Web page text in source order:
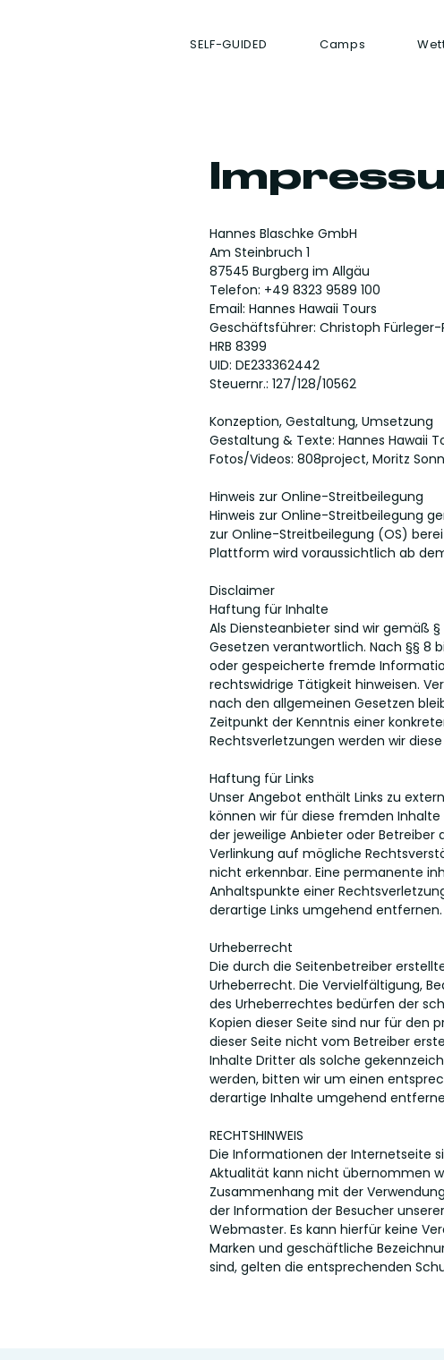
SELF-GUIDED Camps
Hannes Blaschke GmbH
Am Steinbruch 1
87545 Burgberg im Allgäu
Telefon: +49 8323 9589 100
Email: Hannes Hawaii Tours
Geschäftsführer: Christoph Fürleger-
HRB 8399
UID: DE233362442
Steuernr.: 127/128/10562
Konzeption, Gestaltung, Umsetzung
Gestaltung & Texte: Hannes Hawaii
Fotos/Videos: 808project, Moritz
Hinweis zur Online-Streitbeilegung
Hinweis zur Online-Streitbeilegung
zur Online-Streitbeilegung (OS)
Plattform wird voraussichtlich ab
Disclaimer
Haftung für Inhalte
Als Diensteanbieter sind wir gemäß
Gesetzen verantwortlich. Nach §§ 8
oder gespeicherte fremde
rechtswidrige Tätigkeit hinweisen.
nach den allgemeinen Gesetzen
Zeitpunkt der Kenntnis einer
Rechtsverletzungen werden wir
Haftung für Links
Unser Angebot enthält Links zu
können wir für diese fremden
der jeweilige Anbieter oder
Verlinkung auf mögliche
nicht erkennbar. Eine permanente
Anhaltspunkte einer
derartige Links umgehend entfernen.
Urheberrecht
Die durch die Seitenbetreiber
Urheberrecht. Die Vervielfältigung,
des Urheberrechtes bedürfen der
Kopien dieser Seite sind nur für den
dieser Seite nicht vom Betreiber
Inhalte Dritter als solche
werden, bitten wir um einen
derartige Inhalte umgehend
RECHTSHINWEIS
Die Informationen der Internetseite
Aktualität kann nicht übernommen
Zusammenhang mit der
der Information der Besucher
Webmaster. Es kann hierfür keine
Marken und geschäftliche
sind, gelten die entsprechenden